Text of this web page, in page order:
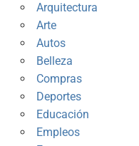
Arquitectura
Arte
Autos
Belleza
Compras
Deportes
Educación
Empleos